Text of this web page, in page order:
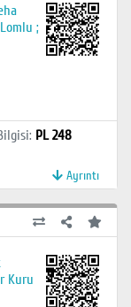
;
: PL 248
Ayrıntı
Kuru